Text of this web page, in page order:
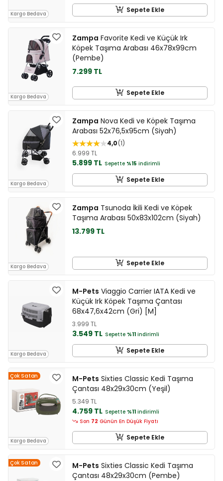
Kargo Bedava Sepete Ekle
Kargo Bedava
Zampa Favorite Kedi ve Küçük Irk
Köpek Taşıma Arabası 46x78x99cm
(Pembe)
7.299 TL
Sepete Ekle
Kargo Bedava
Zampa Nova Kedi ve Köpek Taşıma
Arabası 52x76,5x95cm (Siyah)
4,0 1
6.999 TL
5.899 TL Sepette %15 indirimli
Sepete Ekle
Kargo Bedava
Zampa Tsunoda İkili Kedi ve Köpek
Taşıma Arabası 50x83x102cm (Siyah)
13.799 TL
Sepete Ekle
Kargo Bedava
M-Pets Viaggio Carrier IATA Kedi ve
Küçük Irk Köpek Taşıma Çantası
68x47,6x42cm (Gri) [M]
3.999 TL
3.549 TL Sepette %11 indirimli
Sepete Ekle
Çok Satan
Kargo Bedava
M-Pets Sixties Classic Kedi Taşıma
Çantası 48x29x30cm (Yeşil)
5.349 TL
4.759 TL Sepette %11 indirimli
Son 72 Günün En Düşük Fiyatı
Sepete Ekle
Çok Satan M-Pets Sixties Classic Kedi Taşıma
Çantası 48x29x30cm (Pembe)